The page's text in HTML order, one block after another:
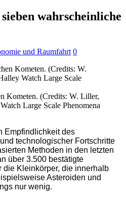
wahrscheinliche
und Raumfahrt 0
Kometen. (Credits: W. Liller,
Large Scale Phenomena
Empfindlichkeit des
technologischer Fortschritte
Methoden in den letzten
über 3.500 bestätigte
die Kleinkörper, die innerhalb
Asteroiden und
nur wenig.